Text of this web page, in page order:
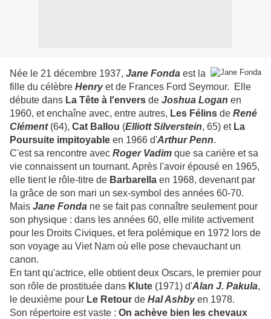
Née le 21 décembre 1937, Jane Fonda est la
fille du célèbre Henryet de Frances Ford Seymour. Elle
débute dans La Tête à l'envers de Joshua Logan en
1960, et enchaîne avec, entre autres, Les Félins de René
Clément (64), Cat Ballou (Elliott Silverstein, 65) et La
Poursuite impitoyable en 1966 d'Arthur Penn.
C'est sa rencontre avec Roger Vadim que sa carière et sa
vie connaissent un tournant. Après l'avoir épousé en 1965,
elle tient le rôle-titre de Barbarella en 1968, devenant par
la grâce de son mari un sex-symbol des années 60-70.
Mais Jane Fonda ne se fait pas connaître seulement pour
son physique : dans les années 60, elle milite activement
pour les Droits Civiques, et fera polémique en 1972 lors de
son voyage au Viet Nam où elle pose chevauchant un
canon.
En tant qu'actrice, elle obtient deux Oscars, le premier pour
son rôle de prostituée dans Klute (1971) d'Alan J. Pakula,
le deuxième pour Le Retour de Hal Ashby en 1978.
Son répertoire est vaste : On achève bien les chevaux